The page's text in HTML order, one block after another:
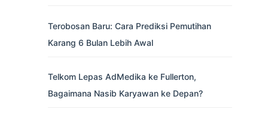
Terobosan Baru: Cara Prediksi Pemutihan
Karang 6 Bulan Lebih Awal
Telkom Lepas AdMedika ke Fullerton,
Bagaimana Nasib Karyawan ke Depan?